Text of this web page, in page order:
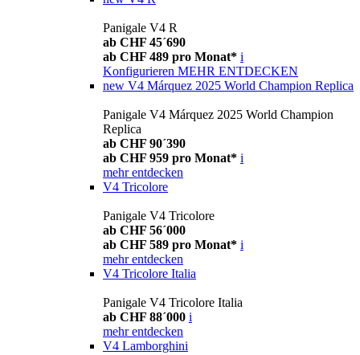
Panigale V4 R
ab CHF 45´690
ab CHF 489 pro Monat* i
Konfigurieren MEHR ENTDECKEN
new V4 Márquez 2025 World Champion Replica
Panigale V4 Márquez 2025 World Champion
Replica
ab CHF 90´390
ab CHF 959 pro Monat* i
mehr entdecken
V4 Tricolore
Panigale V4 Tricolore
ab CHF 56´000
ab CHF 589 pro Monat* i
mehr entdecken
V4 Tricolore Italia
Panigale V4 Tricolore Italia
ab CHF 88´000 i
mehr entdecken
V4 Lamborghini